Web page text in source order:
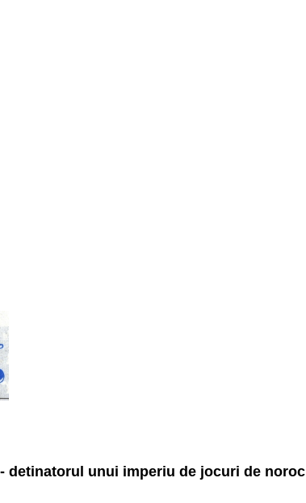
detinatorul unui imperiu de jocuri de noroc